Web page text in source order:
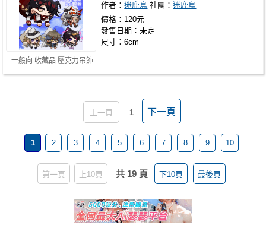
一般向 收藏品 壓克力吊飾
作者：迷鹿島 社團：迷鹿島
價格：120元
發售日期：未定
尺寸：6cm
上一頁 1 下一頁
1 2 3 4 5 6 7 8 9 10
第一頁 上10頁 共 19 頁 下10頁 最後頁